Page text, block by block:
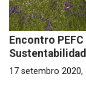
Encontro
17 setembro